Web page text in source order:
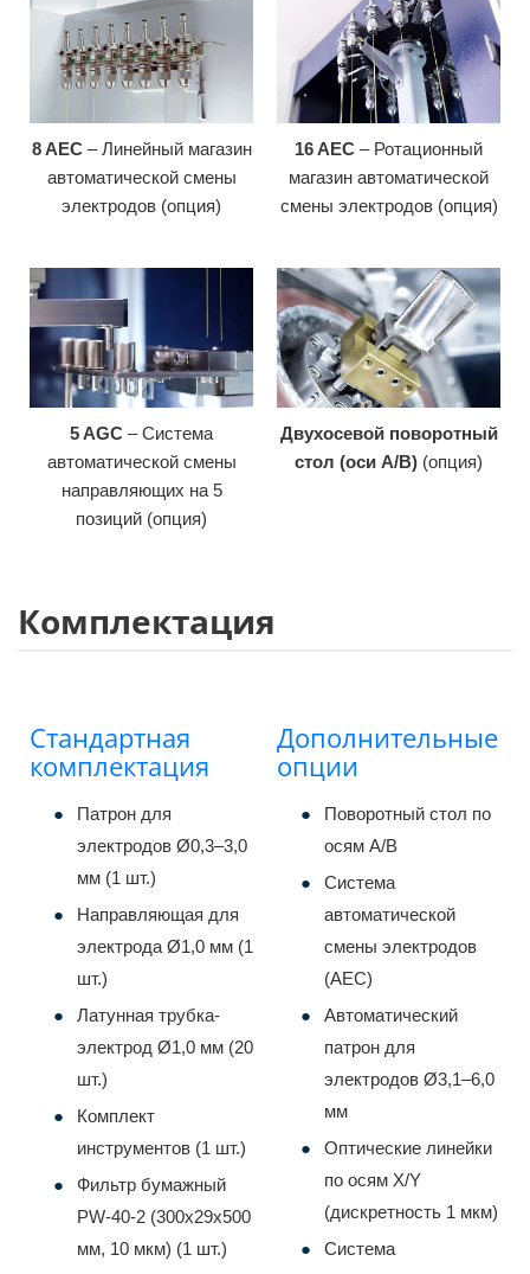
8 AEC– Линейный магазин
автоматической смены
электродов (опция)
16 AEC – Ротационный
магазин автоматической
смены электродов (опция)
5 AGC – Система
автоматической смены
направляющих на 5
позиций (опция)
Двухосевой поворотный
стол (оси A/B) (опция)
Комплектация
Стандартная
комплектация
Патрон для
электродов Ø0,3–3,0
мм (1 шт.)
Направляющая для
электрода Ø1,0 мм (1
шт.)
Латунная трубка-
электрод Ø1,0 мм (20
шт.)
Комплект
инструментов (1 шт.)
Фильтр бумажный
PW-40-2 (300x29x500
мм, 10 мкм) (1 шт.)
Дополнительные
опции
Поворотный стол по
осям A/B
Система
автоматической
смены электродов
(AEC)
Автоматический
патрон для
электродов Ø3,1–6,0
мм
Оптические линейки
по осям X/Y
(дискретность 1 мкм)
Система